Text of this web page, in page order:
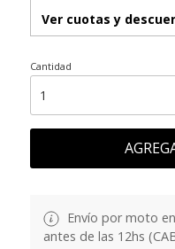
Ver cuotas y
Cantidad
Envío por moto
antes de las 12hs